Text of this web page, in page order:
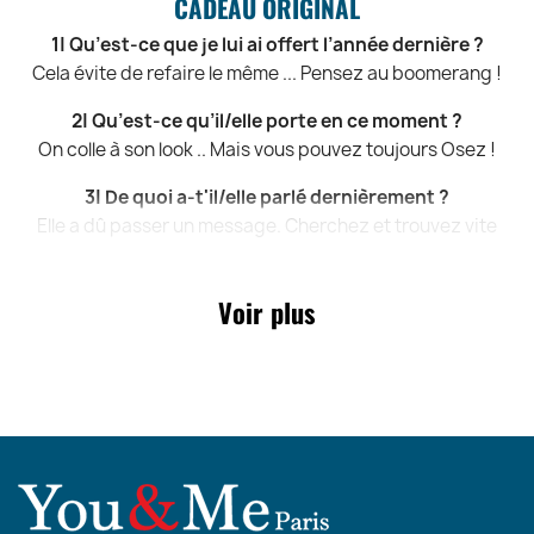
CADEAU ORIGINAL
1| Qu’est-ce que je lui ai offert l’année dernière ?
Cela évite de refaire le même ... Pensez au boomerang !
2| Qu’est-ce qu’il/elle porte en ce moment ?
On colle à son look .. Mais vous pouvez toujours Osez !
3| De quoi a-t'il/elle parlé dernièrement ?
Elle a dû passer un message. Cherchez et trouvez vite
Renseignez-vous, c’est toujours mieux .. Le numéro ?
Vous n’avez plus d’idées et ne savez plus quoi offrir à la
Voir plus